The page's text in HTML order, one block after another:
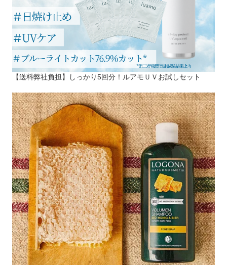
【送料弊社負担】しっかり5回分！ルアモＵＶお試しセット